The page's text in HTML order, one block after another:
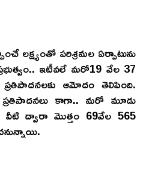
లక్ష్యంతో పరిశ్రమల ఏర్పాటును
ప్రభుత్వం.. ఇటీవలే మరో19 వేల 37
ప్రతిపాదనలకు ఆమోదం తెలిపింది.
ప్రతిపాదనలు కాగా.. మరో మూడు
వీటి ద్వారా మొత్తం 69వేల 565